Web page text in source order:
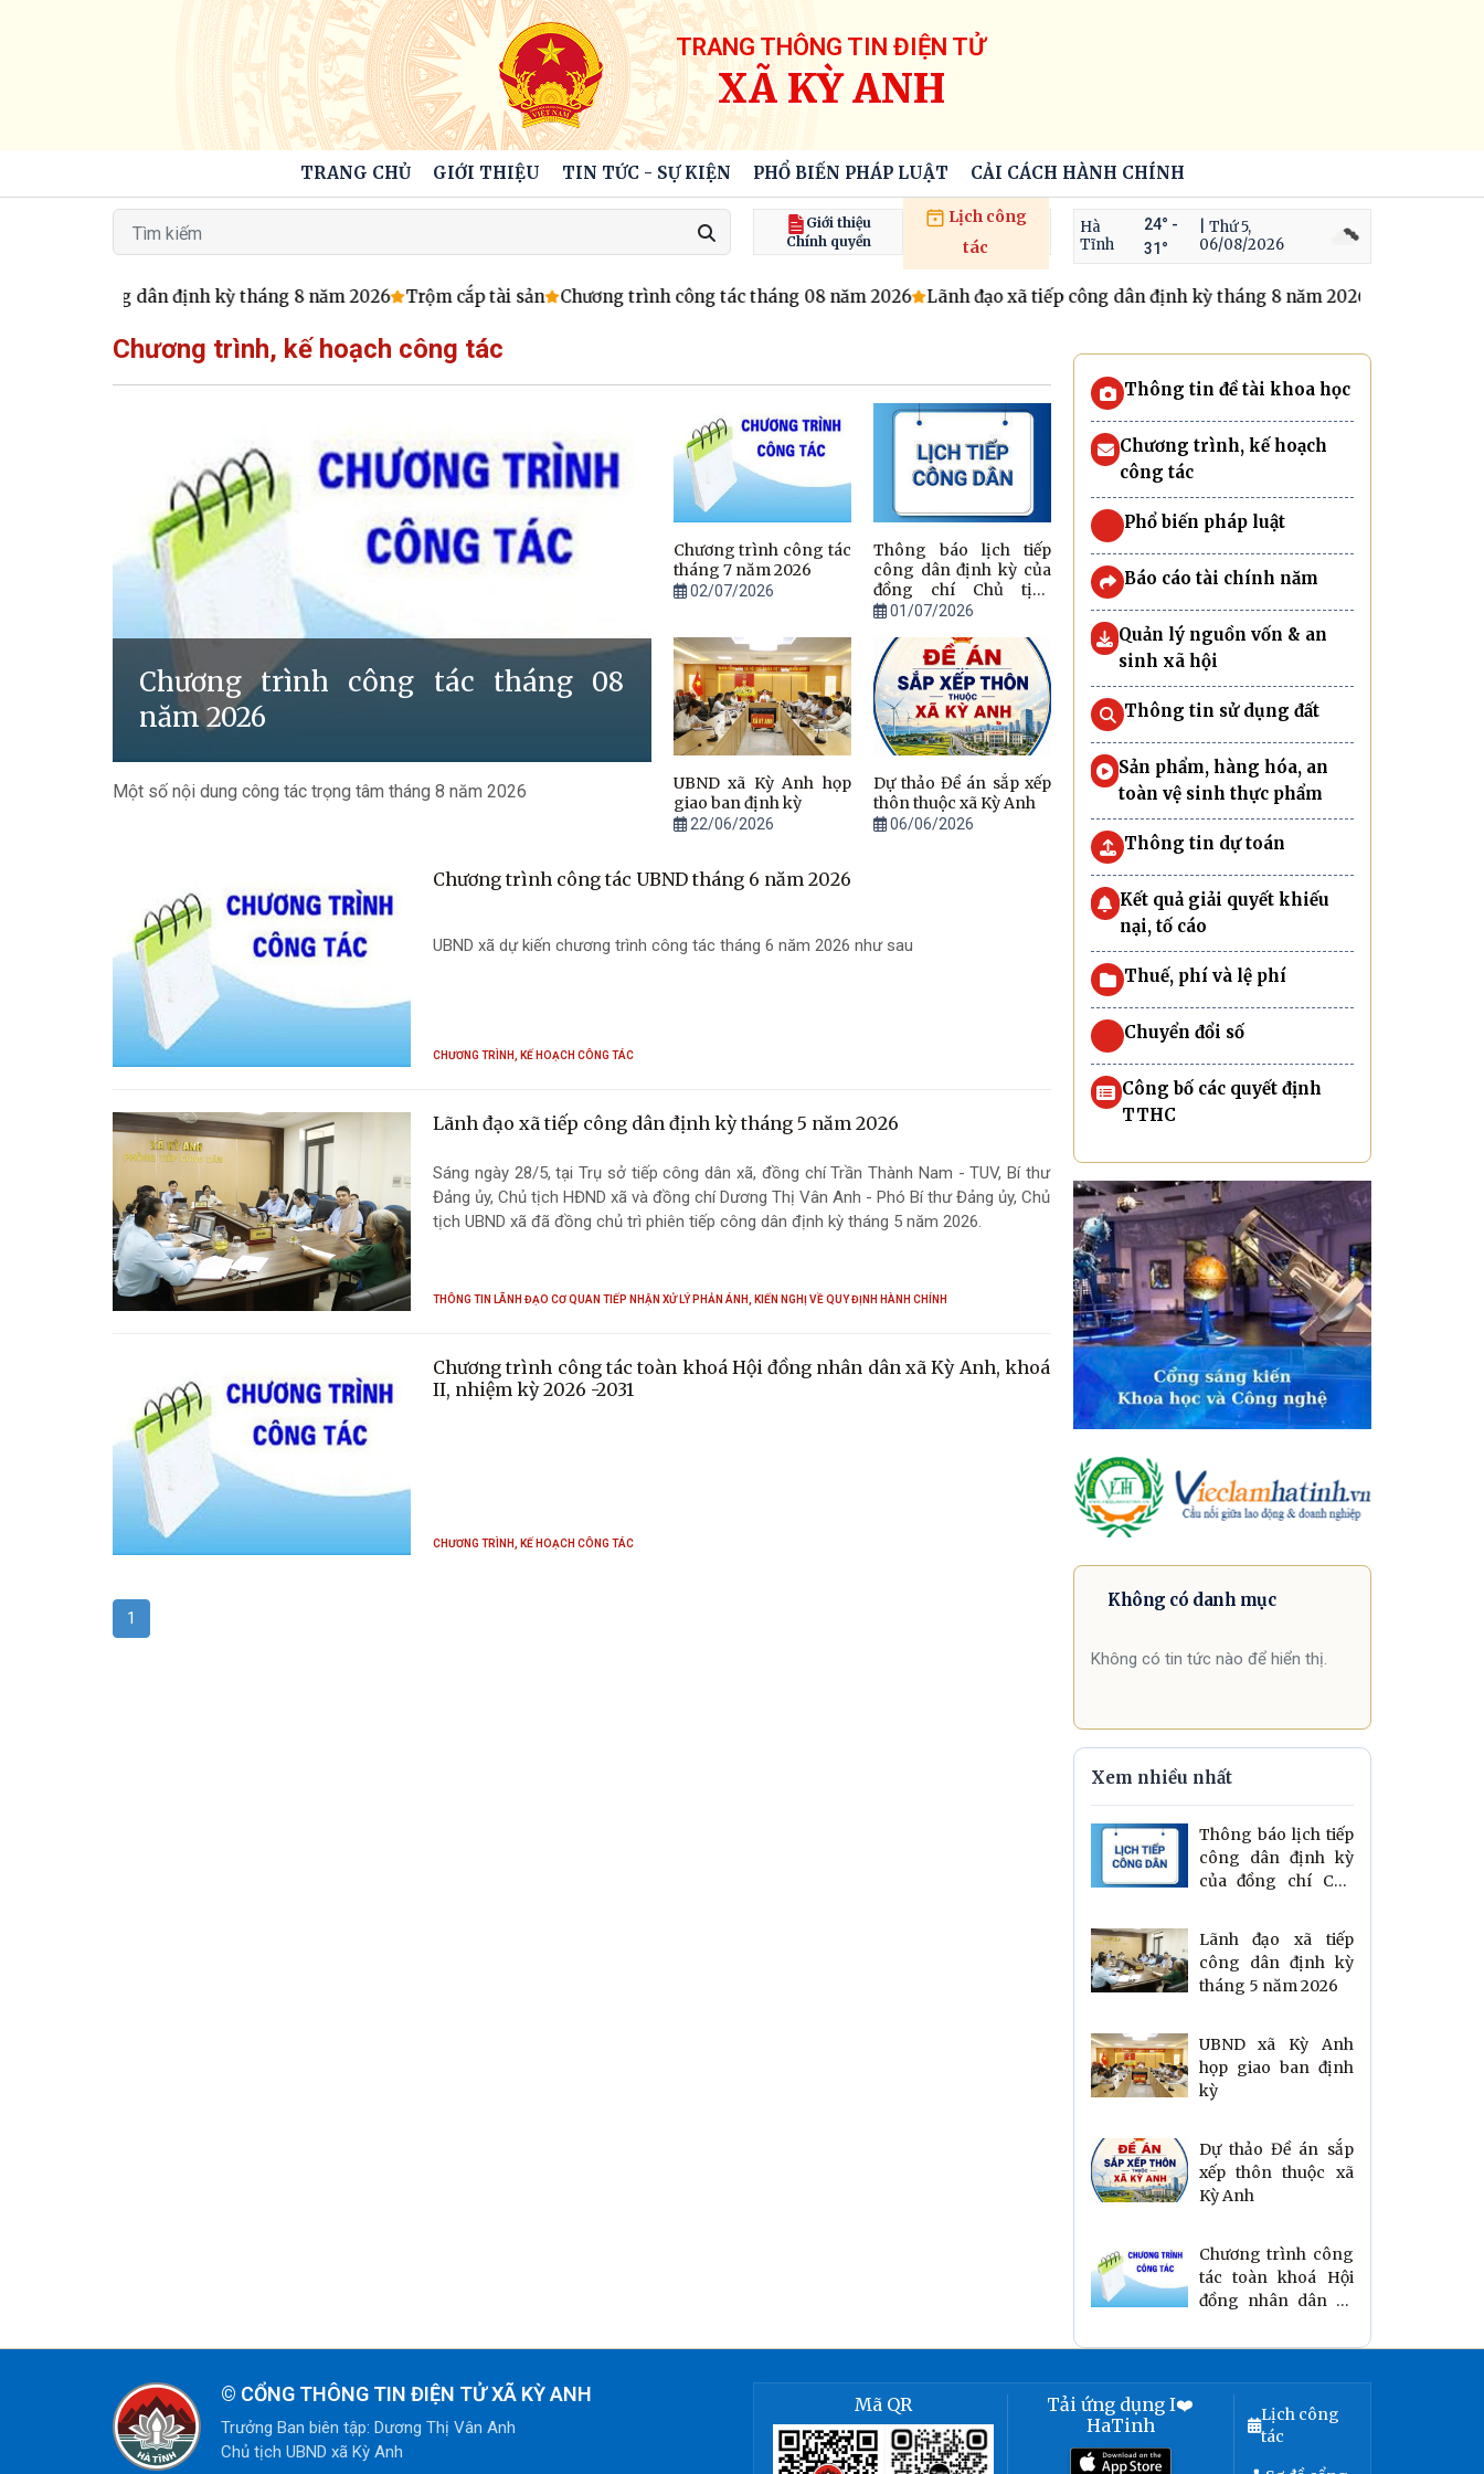
TRANG THÔNG TIN ĐIỆN TỬ
XÃ KỲ ANH
TRANG CHỦ GIỚI THIỆU TIN TỨC - SỰ KIỆN PHỔ BIẾN PHÁP LUẬT CẢI CÁCH HÀNH CHÍNH
Giới thiệu
Chính quyền
Lịch công
tác
Hà
Tĩnh
24° -
31°
| Thứ 5,
06/08/2026
xã tiếp công dân định kỳ tháng 8 năm 2026 Trộm cắp tài sản Chương trình công tác tháng 08 năm 2026 Lãnh đạo xã tiếp công dân định kỳ tháng 8 năm 2026
Chương trình, kế hoạch công tác
Chương trình công tác tháng 08
năm 2026
Một số nội dung công tác trọng tâm tháng 8 năm 2026
Chương trình công tác
tháng 7 năm 2026
02/07/2026
Thông báo lịch tiếp
công dân định kỳ của
đồng chí Chủ tịch
UBND xã 6 tháng cuối
01/07/2026
UBND xã Kỳ Anh họp
giao ban định kỳ
22/06/2026
Dự thảo Đề án sắp xếp
thôn thuộc xã Kỳ Anh
06/06/2026
Chương trình công tác UBND tháng 6 năm 2026
UBND xã dự kiến chương trình công tác tháng 6 năm 2026 như sau
CHƯƠNG TRÌNH, KẾ HOẠCH CÔNG TÁC
Lãnh đạo xã tiếp công dân định kỳ tháng 5 năm 2026
Sáng ngày 28/5, tại Trụ sở tiếp công dân xã, đồng chí Trần Thành Nam - TUV, Bí thư
Đảng ủy, Chủ tịch HĐND xã và đồng chí Dương Thị Vân Anh - Phó Bí thư Đảng ủy, Chủ
tịch UBND xã đã đồng chủ trì phiên tiếp công dân định kỳ tháng 5 năm 2026.
THÔNG TIN LÃNH ĐẠO CƠ QUAN TIẾP NHẬN XỬ LÝ PHẢN ÁNH, KIẾN NGHỊ VỀ QUY ĐỊNH HÀNH CHÍNH
Chương trình công tác toàn khoá Hội đồng nhân dân xã Kỳ Anh, khoá
II, nhiệm kỳ 2026 -2031
CHƯƠNG TRÌNH, KẾ HOẠCH CÔNG TÁC
1
Thông tin đề tài khoa học
Chương trình, kế hoạch
công tác
Phổ biến pháp luật
Báo cáo tài chính năm
Quản lý nguồn vốn & an
sinh xã hội
Thông tin sử dụng đất
Sản phẩm, hàng hóa, an
toàn vệ sinh thực phẩm
Thông tin dự toán
Kết quả giải quyết khiếu
nại, tố cáo
Thuế, phí và lệ phí
Chuyển đổi số
Công bố các quyết định
TTHC
Không có danh mục
Không có tin tức nào để hiển thị.
Xem nhiều nhất
Thông báo lịch tiếp
công dân định kỳ
của đồng chí Chủ
tháng cuối năm
2026
Lãnh đạo xã tiếp
công dân định kỳ
tháng 5 năm 2026
UBND xã Kỳ Anh
họp giao ban định
kỳ
Dự thảo Đề án sắp
xếp thôn thuộc xã
Kỳ Anh
Chương trình công
tác toàn khoá Hội
đồng nhân dân xã
nhiệm kỳ 2026 -2031
© CỔNG THÔNG TIN ĐIỆN TỬ XÃ KỲ ANH
Trưởng Ban biên tập: Dương Thị Vân Anh
Chủ tịch UBND xã Kỳ Anh
Mã QR
Tải ứng dụng I❤️
HaTinh
Lịch công
tác